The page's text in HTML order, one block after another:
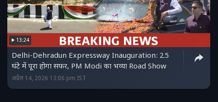
13:24
Delhi-Dehradun Expressway Inauguration: 2.5
घंटे में पूरा होगा सफर, PM Modi का भव्या Road Show
अप्रैल 14, 2026 13:06 pm IST